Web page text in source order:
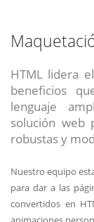
HTML lidera
beneficios
lenguaje
solución web
robustas y
Nuestro equipo
para dar a las
convertidos en